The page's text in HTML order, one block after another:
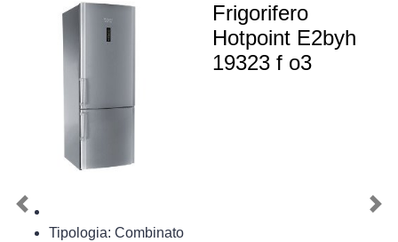
Frigorifero
Hotpoint E2byh
19323 f o3
Tipologia: Combinato
Previous